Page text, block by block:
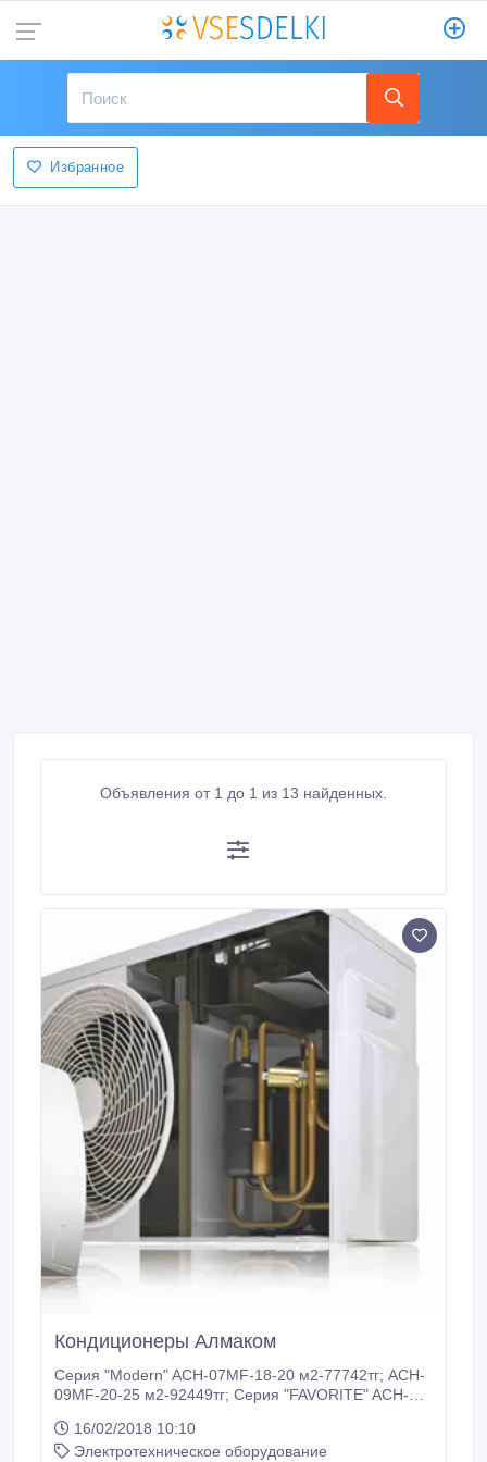
Избранное
Объявления от 1 до 1 из 13 найденных.
Кондиционеры Алмаком
Серия "Modern" ACH-07MF-18-20 м2-77742тг; ACH-
09MF-20-25 м2-92449тг; Серия "FAVORITE" ACH-
101279тг; ACH-12AF-30-35м2-112054тг; ACH-18AF-
50-55м2-148686тг; ACH-24AF-65-70м2-202559тг;
16/02/2018 10:10
Электротехническое оборудование